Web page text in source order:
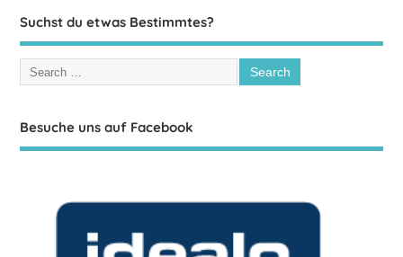
Suchst du etwas Bestimmtes?
Besuche uns auf Facebook